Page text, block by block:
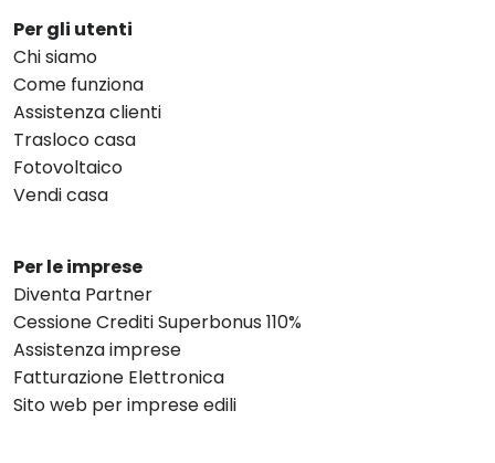
Per gli utenti
Chi siamo
Come funziona
Assistenza clienti
Trasloco casa
Fotovoltaico
Vendi casa
Per le imprese
Diventa Partner
Cessione Crediti Superbonus 110%
Assistenza imprese
Fatturazione Elettronica
Sito web per imprese edili